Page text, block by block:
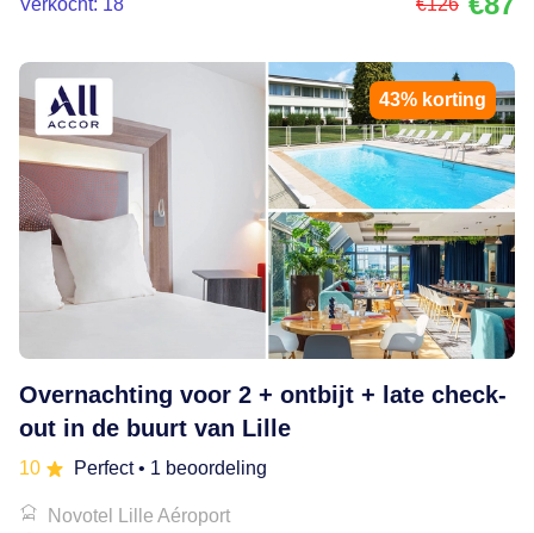
43% korting
Overnachting voor 2 + ontbijt + late check-
out in de buurt van Lille
10 Perfect• 1 beoordeling
Novotel Lille Aéroport